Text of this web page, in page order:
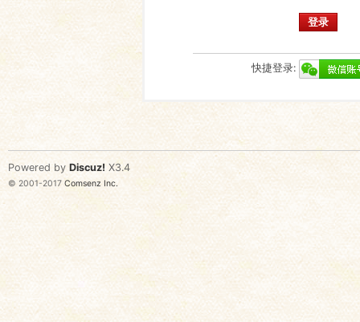
登录
快捷登录:
Powered by Discuz! X3.4
© 2001-2017 Comsenz Inc.